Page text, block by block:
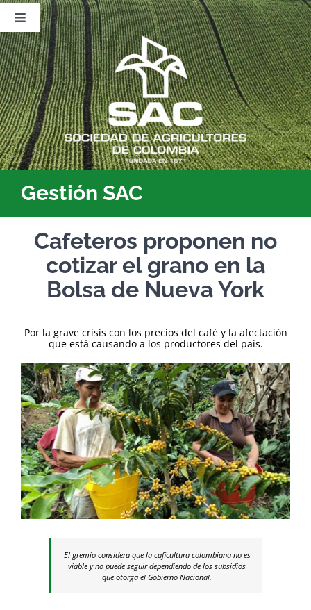
Saltar
contenido
Toggle
Navigation
Nosotros
Publicaciones
Sala de Prensa
Eventos
Gestión SAC
Cafeteros proponen no
cotizar el grano en la
Bolsa de Nueva York
Por la grave crisis con los precios del café y la afectación
que está causando a los productores del país.
El gremio considera que la caficultura colombiana no es
viable y no puede seguir dependiendo de los subsidios
que otorga el Gobierno Nacional.